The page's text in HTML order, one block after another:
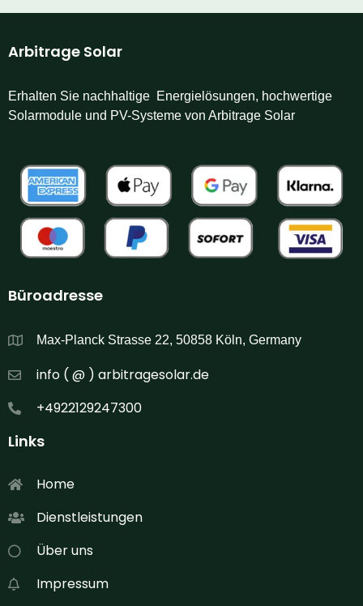
Arbitrage Solar
Erhalten Sie nachhaltige Energielösungen, hochwertige
Solarmodule und PV-Systeme von Arbitrage Solar
Büroadresse
Max-Planck Strasse 22, 50858 Köln, Germany
info ( @ ) arbitragesolar.de
+4922129247300
Links
Home
Dienstleistungen
Über uns
Impressum